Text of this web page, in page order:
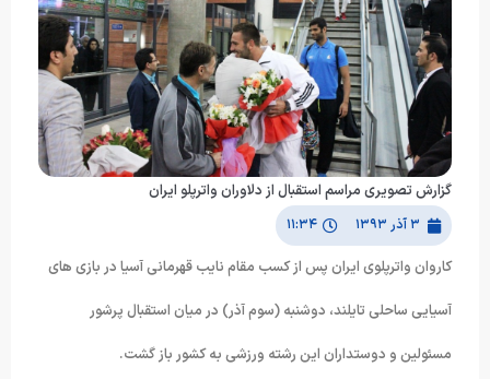
گزارش تصویری مراسم استقبال از دلاوران واترپلو ایران
۳ آذر ۱۳۹۳ ۱۱:۳۴
کاروان واترپلوی ایران پس از کسب مقام نایب قهرمانی آسیا در بازی های
آسیایی ساحلی تایلند، دوشنبه (سوم آذر) در میان استقبال پرشور
مسئولین و دوستداران این رشته ورزشی به کشور باز گشت.